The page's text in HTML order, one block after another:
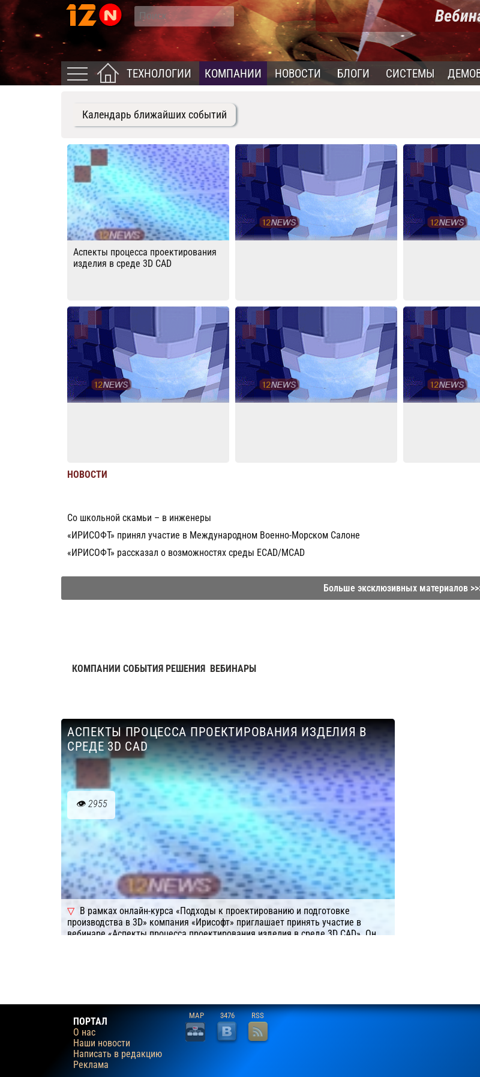
ТЕХНОЛОГИИ КОМПАНИИ НОВОСТИ БЛОГИ СИСТЕМЫ
Календарь ближайших событий
Аспекты процесса проектирования
изделия в среде 3D CAD
НОВОСТИ
Со школьной скамьи – в инженеры
«ИРИСОФТ» принял участие в Международном Военно-Морском Салоне
«ИРИСОФТ» рассказал о возможностях среды ECAD/MCAD
Больше эксклюзивных материалов
КОМПАНИИ СОБЫТИЯ РЕШЕНИЯ ВЕБИНАРЫ
АСПЕКТЫ ПРОЦЕССА ПРОЕКТИРОВАНИЯ ИЗДЕЛИЯ В
СРЕДЕ 3D CAD
2955
В рамках онлайн-курса «Подходы к проектированию и подготовке
производства в 3D» компания «Ирисофт» приглашает принять участие в
вебинаре «Аспекты процесса проектирования изделия в среде 3D CAD». Он
ПОРТАЛ
О нас
Наши новости
Написать в редакцию
Реклама
MAP 3476 RSS